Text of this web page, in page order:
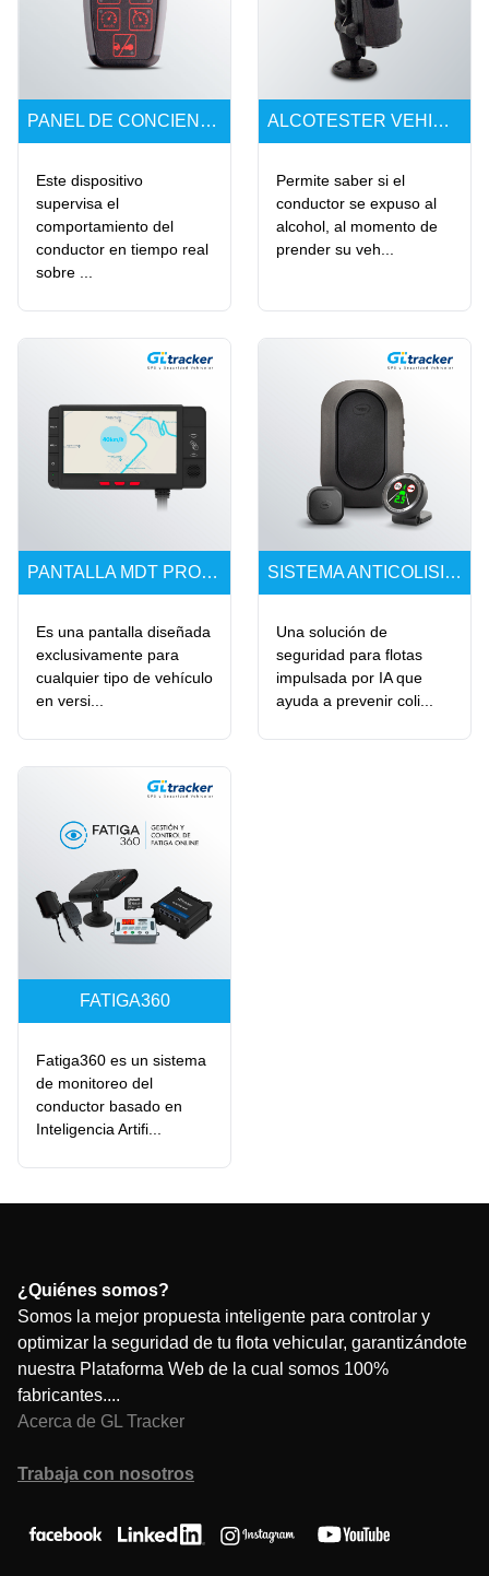
PANEL DE CONCIENTIZACIÓN AL CONDUCTOR (DAP)
Este dispositivo
supervisa el
comportamiento del
conductor en tiempo real
sobre ...
ALCOTESTER VEHICULAR PRO+
Permite saber si el
conductor se expuso al
alcohol, al momento de
prender su veh...
PANTALLA MDT PRO (COPILOTO ASISTIDO)
Es una pantalla diseñada
exclusivamente para
cualquier tipo de vehículo
en versi...
SISTEMA ANTICOLISIÓN FRONTAL (ADAS).V8 (NUEVO MODELO)
Una solución de
seguridad para flotas
impulsada por IA que
ayuda a prevenir coli...
FATIGA360
Fatiga360 es un sistema
de monitoreo del
conductor basado en
Inteligencia Artifi...
¿Quiénes somos?
Somos la mejor propuesta inteligente para controlar y
optimizar la seguridad de tu flota vehicular, garantizándote
nuestra Plataforma Web de la cual somos 100%
fabricantes....
Acerca de GL Tracker
Trabaja con nosotros